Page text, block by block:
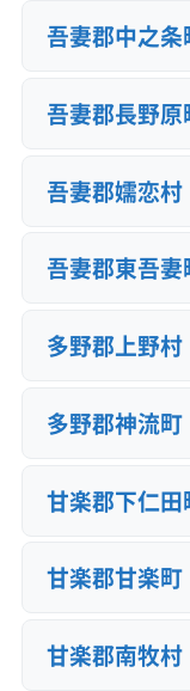
吾妻郡中之条
吾妻郡長野原
吾妻郡嬬恋村
吾妻郡東吾妻
多野郡上野村
多野郡神流町
甘楽郡下仁田
甘楽郡甘楽町
甘楽郡南牧村